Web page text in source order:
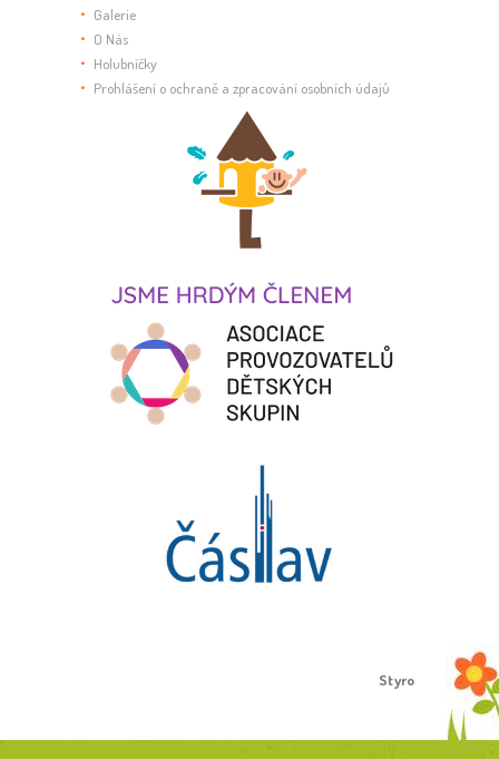
Galerie
O Nás
Holubníčky
Prohlášení o ochraně a zpracování osobních údajů
Styro